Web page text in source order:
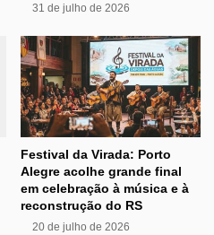
31 de julho de 2026
Festival da Virada: Porto
Alegre acolhe grande final
em celebração à música e à
reconstrução do RS
20 de julho de 2026